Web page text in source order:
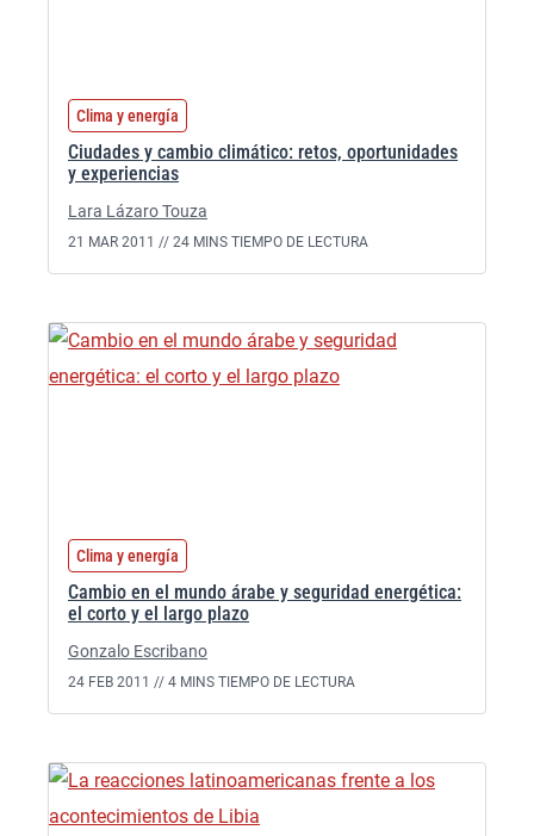
Clima y energía
Ciudades y cambio climático: retos, oportunidades
y experiencias
Lara Lázaro Touza
21 MAR 2011 // 24 MINS TIEMPO DE LECTURA
Clima y energía
Cambio en el mundo árabe y seguridad energética:
el corto y el largo plazo
Gonzalo Escribano
24 FEB 2011 // 4 MINS TIEMPO DE LECTURA